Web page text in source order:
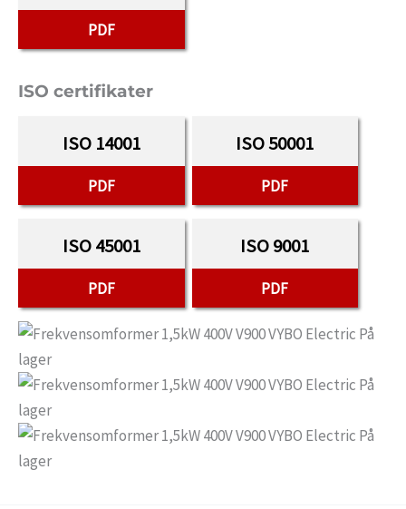
PDF
ISO certifikater
ISO 14001
PDF
ISO 50001
PDF
ISO 45001
PDF
ISO 9001
PDF